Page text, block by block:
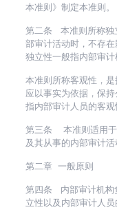
本准则》制定本准则。
第二条 本准则所称独
部审计活动时，不存在
独立性一般指内部审计
本准则所称客观性，
应以事实为依据，保
指内部审计人员的客观
第三条 本准则适用于
及其从事的内部审计活
第二章 一般原则
第四条 内部审计机构
立性以及内部审计人员